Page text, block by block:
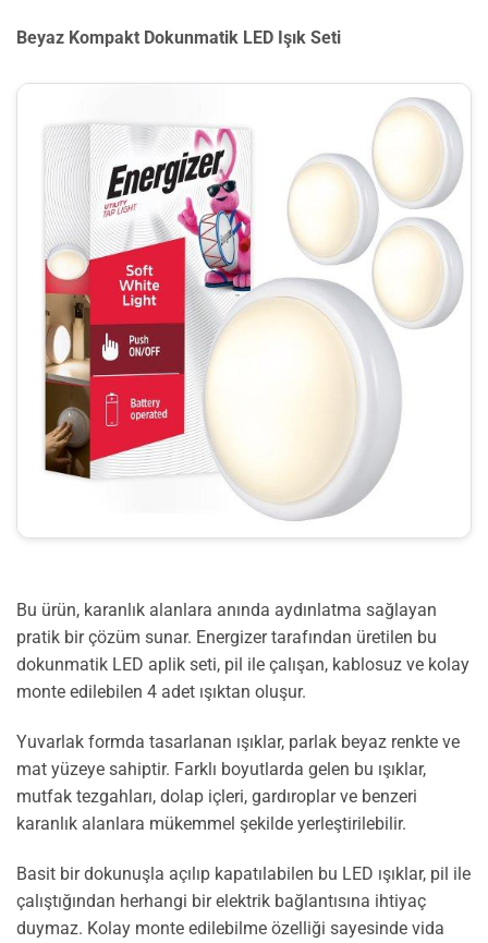
Beyaz Kompakt Dokunmatik LED Işık Seti
Bu ürün, karanlık alanlara anında aydınlatma sağlayan
pratik bir çözüm sunar. Energizer tarafından üretilen bu
dokunmatik LED aplik seti, pil ile çalışan, kablosuz ve kolay
monte edilebilen 4 adet ışıktan oluşur.
Yuvarlak formda tasarlanan ışıklar, parlak beyaz renkte ve
mat yüzeye sahiptir. Farklı boyutlarda gelen bu ışıklar,
mutfak tezgahları, dolap içleri, gardıroplar ve benzeri
karanlık alanlara mükemmel şekilde yerleştirilebilir.
Basit bir dokunuşla açılıp kapatılabilen bu LED ışıklar, pil ile
çalıştığından herhangi bir elektrik bağlantısına ihtiyaç
duymaz. Kolay monte edilebilme özelliği sayesinde vida